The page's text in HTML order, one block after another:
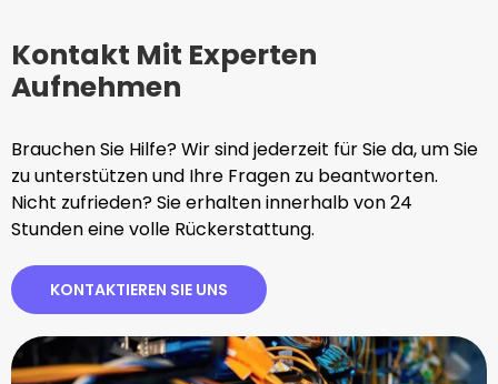
Kontakt Mit Experten
Aufnehmen
Brauchen Sie Hilfe? Wir sind jederzeit für Sie da, um Sie
zu unterstützen und Ihre Fragen zu beantworten.
Nicht zufrieden? Sie erhalten innerhalb von 24
Stunden eine volle Rückerstattung.
KONTAKTIEREN SIE UNS